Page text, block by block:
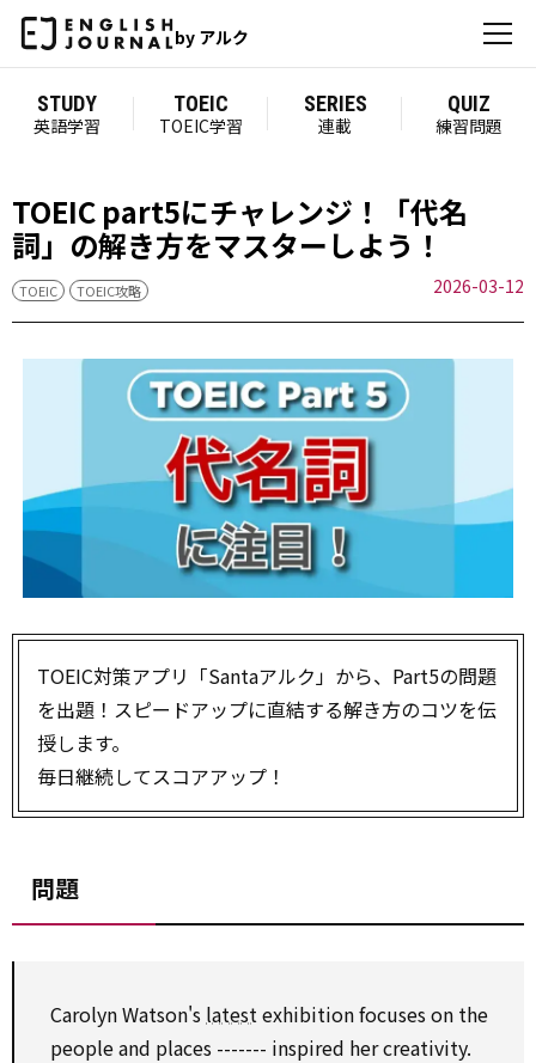
by アルク
STUDY
英語学習
TOEIC
TOEIC学習
SERIES
連載
QUIZ
練習問題
TOEIC part5にチャレンジ！「代名
詞」の解き方をマスターしよう！
TOEIC TOEIC攻略 2026-03-12
TOEIC対策アプリ「Santaアルク」から、Part5の問題
を出題！スピードアップに直結する解き方のコツを伝
授します。
毎日継続してスコアアップ！
問題
Carolyn Watson's latestexhibition focuses on the
people and places ------- inspired her creativity.